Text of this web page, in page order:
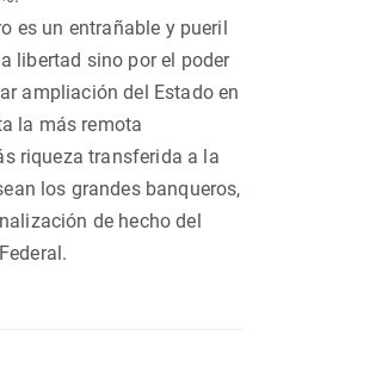
es un entrañable y pueril
libertad sino por el poder
ampliación del Estado en
la más remota
riqueza transferida a la
los grandes banqueros,
de hecho del